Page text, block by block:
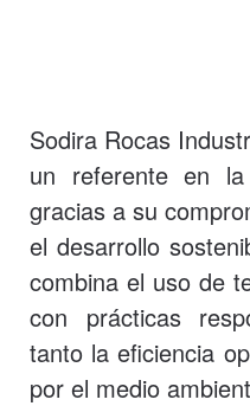
Sodira Rocas
un referente en
gracias a su
el desarrollo
combina el uso de
con prácticas
tanto la eficiencia
por el medio